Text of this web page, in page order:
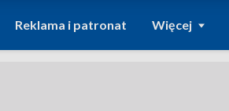
Reklama i patronat Więcej